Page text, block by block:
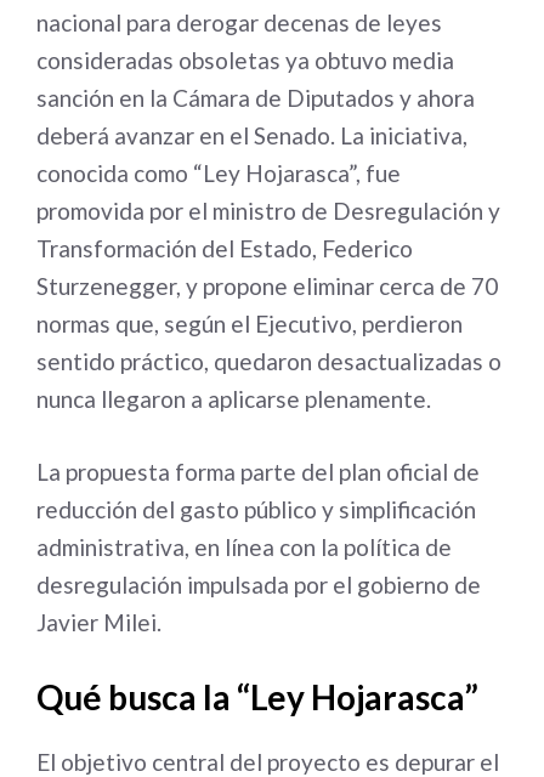
nacional para derogar decenas de leyes
consideradas obsoletas ya obtuvo media
sanción en la Cámara de Diputados y ahora
deberá avanzar en el Senado. La iniciativa,
conocida como “Ley Hojarasca”, fue
promovida por el ministro de Desregulación y
Transformación del Estado, Federico
Sturzenegger, y propone eliminar cerca de 70
normas que, según el Ejecutivo, perdieron
sentido práctico, quedaron desactualizadas o
nunca llegaron a aplicarse plenamente.
La propuesta forma parte del plan oficial de
reducción del gasto público y simplificación
administrativa, en línea con la política de
desregulación impulsada por el gobierno de
Javier Milei.
Qué busca la “Ley Hojarasca”
El objetivo central del proyecto es depurar el